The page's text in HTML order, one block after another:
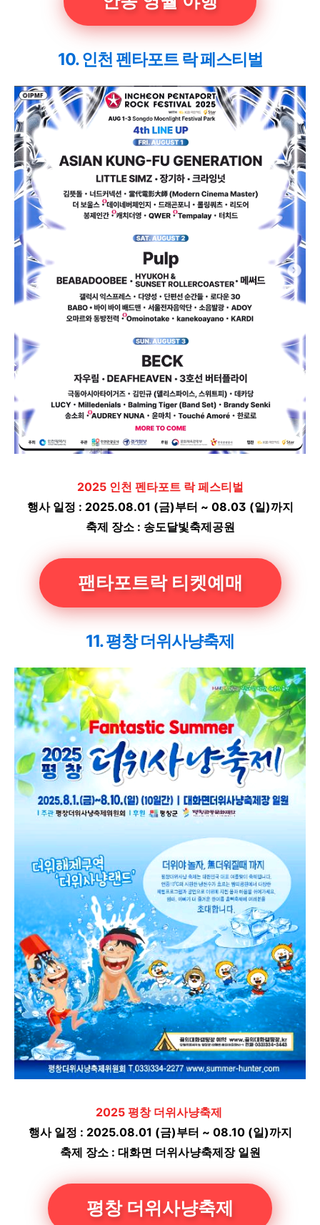
10. 인천 펜타포트 락 페스티벌
2025 인천 펜타포트 락 페스티벌
행사 일정 : 2025.08.01 (금)부터 ~ 08.03 (일)까지
축제 장소 : 송도달빛축제공원
팬타포트락 티켓예매
11. 평창 더위사냥축제
2025 평창 더위사냥축제
행사 일정 : 2025.08.01 (금)부터 ~ 08.10 (일)까지
축제 장소 : 대화면 더위사냥축제장 일원
평창 더위사냥축제